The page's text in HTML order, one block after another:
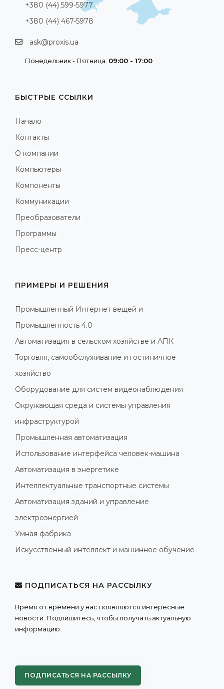
+380 (44) 599-5977
+380 (44) 467-5978
ask@proxis.ua
Понедельник - Пятница: 09:00 - 17:00
БЫСТРЫЕ ССЫЛКИ
Начало
Контакты
О компании
Компьютеры
Компоненты
Коммуникации
Преобразователи
Программы
Пресс-центр
ПРИМЕРЫ И РЕШЕНИЯ
Промышленный Интернет вещей и
Промышленность 4.0
Автоматизация в сельском хозяйстве и АПК
Торговля, самообслуживание и гостиничное
хозяйство
Оборудование для систем видеонаблюдения
Окружающая среда и системы управления
инфраструктурой
Промышленная автоматизация
Использование интерфейса человек-машина
Автоматизация в энергетике
Интеллектуальные транспортные системы
Автоматизация зданий и управление
электроэнергией
Умная фабрика
Искусственный интеллект и машинное обучение
ПОДПИСАТЬСЯ НА РАССЫЛКУ
Время от времени у нас появляются интересные
новости. Подпишитесь, чтобы получать актуальную
информацию.
ПОДПИСАТЬСЯ НА РАССЫЛКУ